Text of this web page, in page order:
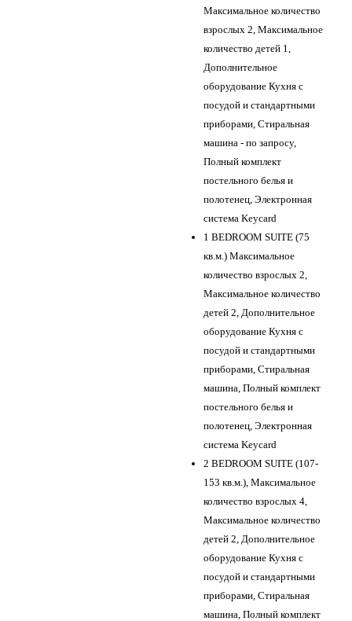
Максимальное количество
взрослых 2, Максимальное
количество детей 1,
Дополнительное
оборудование Кухня с
посудой и стандартными
приборами, Стиральная
машина - по запросу,
Полный комплект
постельного белья и
полотенец, Электронная
система Keycard
1 BEDROOM SUITE (75
кв.м.) Максимальное
количество взрослых 2,
Максимальное количество
детей 2, Дополнительное
оборудование Кухня с
посудой и стандартными
приборами, Стиральная
машина, Полный комплект
постельного белья и
полотенец, Электронная
система Keycard
2 BEDROOM SUITE (107-
153 кв.м.), Максимальное
количество взрослых 4,
Максимальное количество
детей 2, Дополнительное
оборудование Кухня с
посудой и стандартными
приборами, Стиральная
машина, Полный комплект